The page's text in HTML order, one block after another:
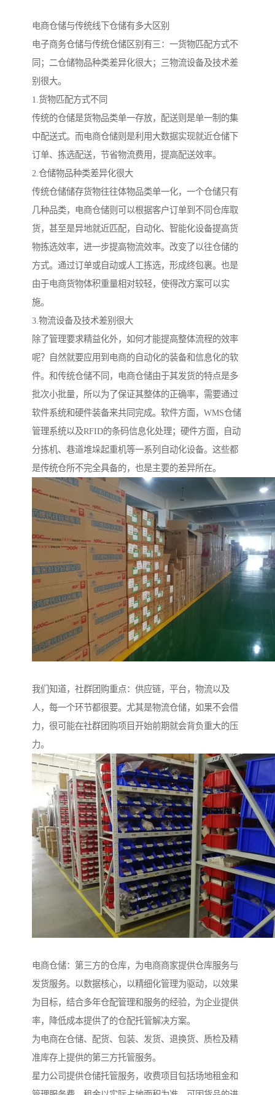
电商仓储与传统线下仓储有多大区别
电子商务仓储与传统仓储区别有三：一货物匹配方式不
同；二仓储物品种类差异化很大；三物流设备及技术差
别很大。
1.货物匹配方式不同
传统的仓储是货物品类单一存放，配送则是单一制的集
中配送式。而电商仓储则是利用大数据实现就近仓储下
订单、拣选配送，节省物流费用，提高配送效率。
2.仓储物品种类差异化很大
传统仓储储存货物往往体物品类单一化，一个仓储只有
几种品类，电商仓储则可以根据客户订单到不同仓库取
货，甚至是异地就近匹配，自动化、智能化设备提高货
物拣选效率，进一步提高物流效率。改变了以往仓储的
方式。通过订单或自动或人工拣选，形成终包裹。也是
由于电商货物体积重量相对较轻，使得改方案可以实
施。
3.物流设备及技术差别很大
除了管理要求精益化外，如何才能提高整体流程的效率
呢？自然就要应用到电商的自动化的装备和信息化的软
件。和传统仓储不同，电商仓储由于其发货的特点是多
批次小批量，所以为了保证其整体的正确率，需要通过
软件系统和硬件装备来共同完成。软件方面，WMS仓储
管理系统以及RFID的条码信息化处理；硬件方面，自动
分拣机、巷道堆垛起重机等一系列自动化设备。这些都
是传统仓所不完全具备的，也是主要的差异所在。
我们知道，社群团购重点：供应链，平台，物流以及
人，每一个环节都很要。尤其是物流仓储，如果不会借
力，很可能在社群团购项目开始前期就会背负重大的压
力。
电商仓储：第三方的仓库，为电商商家提供仓库服务与
发货服务。以数据核心，以精细化管理为驱动，以效果
为目标，结合多年仓配管理和服务的经验，为企业提供
率，降低成本提供了的仓配托管解决方案。
为电商在仓储、配货、包装、发货、退换货、质检及精
准库存上提供的第三方托管服务。
星力公司提供仓储托管服务，收费项目包括场地租金和